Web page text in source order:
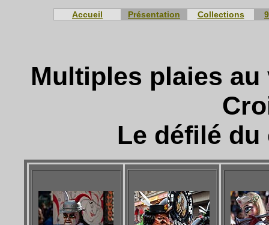
Accueil Présentation Collections
Multiples plaies
Le défilé du